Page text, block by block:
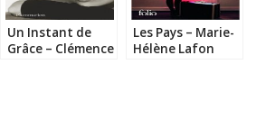
Un Instant de
Grâce – Clémence
Les Pays – Marie-
Hélène Lafon